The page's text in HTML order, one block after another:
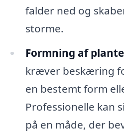
falder ned og
storme.
Formning af
kræver beskæring
en bestemt form
Professionelle kan
på en måde, der